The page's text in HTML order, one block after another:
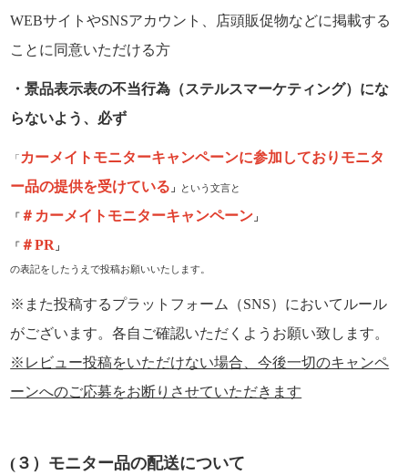
WEBサイトやSNSアカウント、店頭販促物などに掲載する
ことに同意いただける方
・景品表示表の不当行為（ステルスマーケティング）にな
らないよう、必ず
「 カーメイトモニターキャンペーンに参加しておりモニタ
ー品の提供を受けている 」 という文言と
「 ＃カーメイトモニターキャンペーン 」
「 ＃PR 」
の表記をしたうえで投稿お願いいたします。
※また投稿するプラットフォーム（SNS）においてルール
がございます。各自ご確認いただくようお願い致します。
※レビュー投稿をいただけない場合、今後一切のキャンペ
ーンへのご応募をお断りさせていただきます
(３）モニター品の配送について